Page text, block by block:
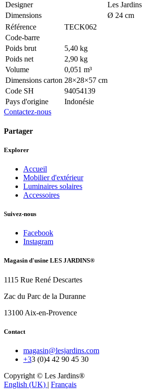
Designer
Les Jardins
Dimensions
Ø 24 cm
Référence
TECK062
Code-barre
Poids brut
5,40 kg
Poids net
2,90 kg
Volume
0,051 m³
Dimensions carton 28×28×57 cm
Code SH
94054139
Pays d'origine
Indonésie
Contactez-nous
Partager
Explorer
Accueil
Mobilier d'extérieur
Luminaires solaires
Accessoires
Suivez-nous
Facebook
Instagram
Magasin d'usine LES JARDINS®
1115 Rue René Descartes
Zac du Parc de la Duranne
13100 Aix-en-Provence
Contact
magasin@lesjardins.com
+33 (0)4 42 90 45 30
Copyright © Les Jardins®
English (UK) | Français